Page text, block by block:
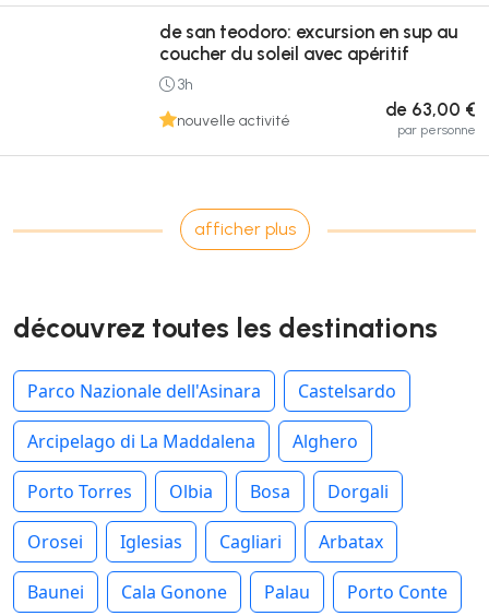
de san teodoro: excursion en sup au
coucher du soleil avec apéritif
3h
nouvelle activité
de 63,00 €
par personne
afficher plus
découvrez toutes les destinations
Parco Nazionale dell'Asinara Castelsardo
Arcipelago di La Maddalena Alghero
Porto Torres Olbia Bosa Dorgali
Orosei Iglesias Cagliari Arbatax
Baunei Cala Gonone Palau Porto Conte